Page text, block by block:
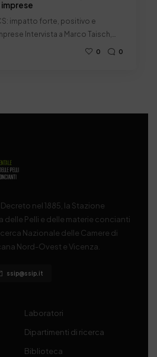
impatto forte, positivo e
Intervista a Marco Taisch,…
0 0
nel 1885, la Stazione
delle Pelli e delle materie concianti
Nazionale delle Camere di
Nord-Ovest e Vicenza.
ssip@ssip.it
Laboratori
Dipartimenti di ricerca
Biblioteca